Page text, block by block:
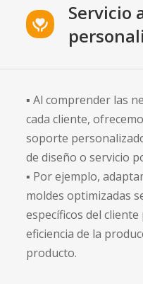
Servicio
▪ Al comprender las
cada cliente,
soporte
de diseño o servicio
▪ Por ejemplo,
moldes optimizadas
específicos del
eficiencia de la
producto.